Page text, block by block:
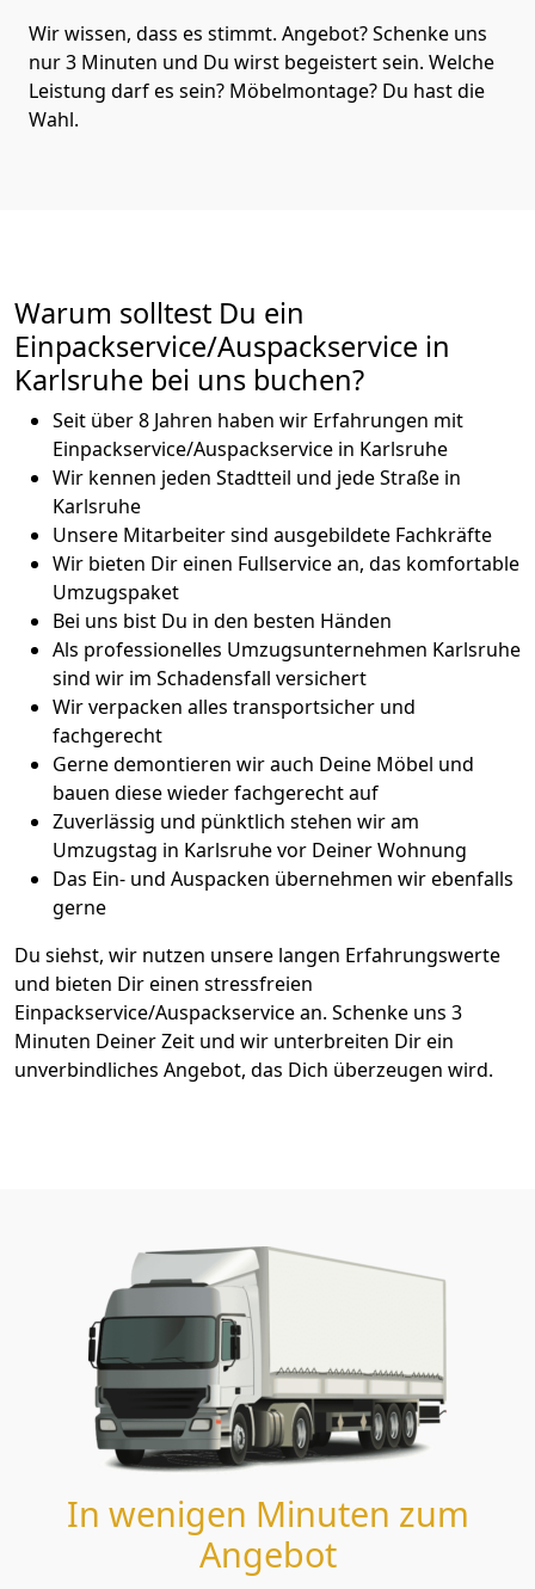
Wir wissen, dass es stimmt. Angebot? Schenke uns
nur 3 Minuten und Du wirst begeistert sein. Welche
Leistung darf es sein? Möbelmontage? Du hast die
Wahl.
Warum solltest Du ein
Einpackservice/Auspackservice in
Karlsruhe bei uns buchen?
Seit über 8 Jahren haben wir Erfahrungen mit
Einpackservice/Auspackservice in Karlsruhe
Wir kennen jeden Stadtteil und jede Straße in
Karlsruhe
Unsere Mitarbeiter sind ausgebildete Fachkräfte
Wir bieten Dir einen Fullservice an, das komfortable
Umzugspaket
Bei uns bist Du in den besten Händen
Als professionelles Umzugsunternehmen Karlsruhe
sind wir im Schadensfall versichert
Wir verpacken alles transportsicher und
fachgerecht
Gerne demontieren wir auch Deine Möbel und
bauen diese wieder fachgerecht auf
Zuverlässig und pünktlich stehen wir am
Umzugstag in Karlsruhe vor Deiner Wohnung
Das Ein- und Auspacken übernehmen wir ebenfalls
gerne
Du siehst, wir nutzen unsere langen Erfahrungswerte
und bieten Dir einen stressfreien
Einpackservice/Auspackservice an. Schenke uns 3
Minuten Deiner Zeit und wir unterbreiten Dir ein
unverbindliches Angebot, das Dich überzeugen wird.
In wenigen Minuten zum
Angebot